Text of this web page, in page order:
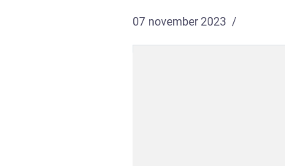
07 november 2023